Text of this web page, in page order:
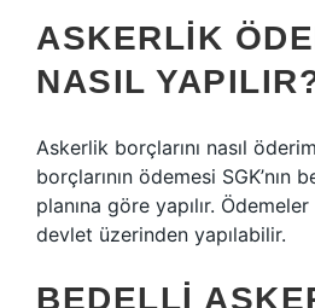
ASKERLIK
NASIL
Askerlik borçlarını nasıl
borçlarının ödemesi SGK’nın
planına göre yapılır.
devlet üzerinden yapılabilir.
BEDELLI